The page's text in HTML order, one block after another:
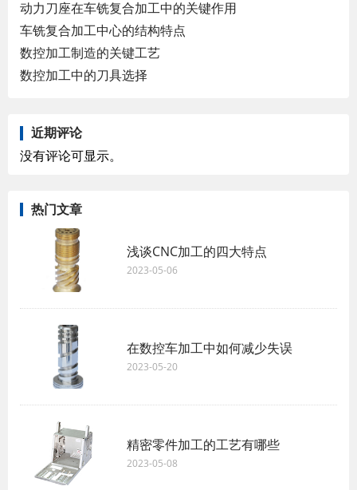
动力刀座在车铣复合加工中的关键作用
车铣复合加工中心的结构特点
数控加工制造的关键工艺
数控加工中的刀具选择
近期评论
没有评论可显示。
热门文章
浅谈CNC加工的四大特点
2023-05-06
在数控车加工中如何减少失误
2023-05-20
精密零件加工的工艺有哪些
2023-05-08